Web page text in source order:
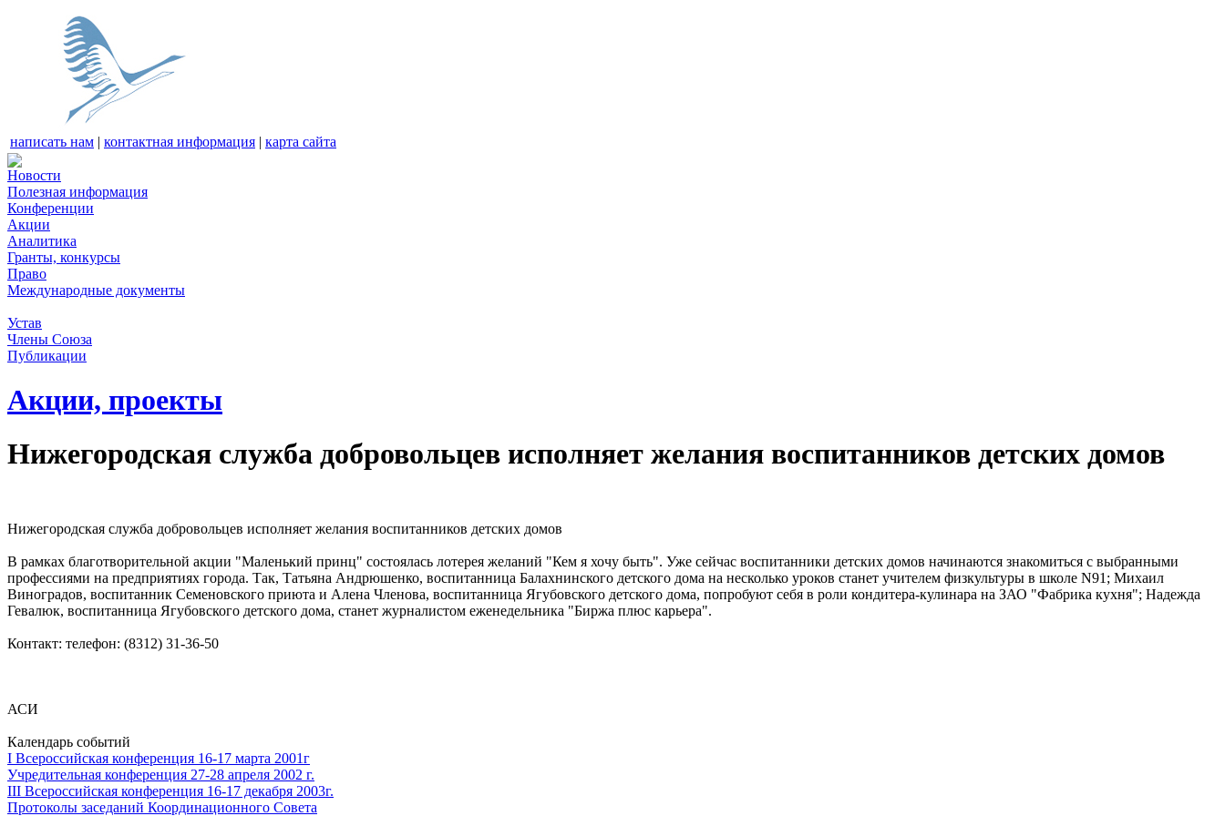
написать нам | контактная информация | карта сайта
Новости
Полезная информация
Конференции
Акции
Аналитика
Гранты, конкурсы
Право
Международные документы
Устав
Члены Союза
Публикации
Акции, проекты
Нижегородская служба добровольцев исполняет желания воспитанников детских домов
Нижегородская служба добровольцев исполняет желания воспитанников детских домов
В рамках благотворительной акции "Маленький принц" состоялась лотерея желаний "Кем я хочу быть". Уже сейчас воспитанники детских домов начинаются знакомиться с выбранными
профессиями на предприятиях города. Так, Татьяна Андрюшенко, воспитанница Балахнинского детского дома на несколько уроков станет учителем физкультуры в школе N91; Михаил
Виноградов, воспитанник Семеновского приюта и Алена Членова, воспитанница Ягубовского детского дома, попробуют себя в роли кондитера-кулинара на ЗАО "Фабрика кухня"; Надежда
Гевалюк, воспитанница Ягубовского детского дома, станет журналистом еженедельника "Биржа плюс карьера".
Контакт: телефон: (8312) 31-36-50
АСИ
Календарь событий
I Всероссийская конференция 16-17 марта 2001г
Учредительная конференция 27-28 апреля 2002 г.
III Всероссийская конференция 16-17 декабря 2003г.
Протоколы заседаний Координационного Совета